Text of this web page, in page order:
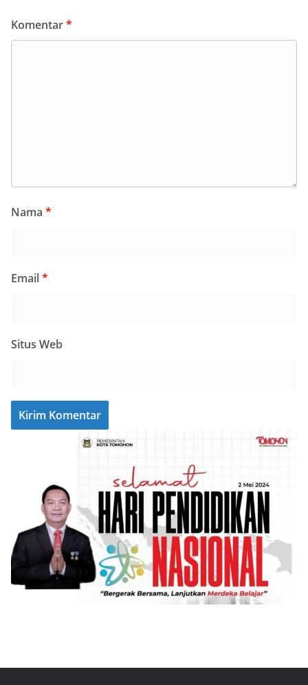
Komentar*
Nama *
Email*
Situs Web